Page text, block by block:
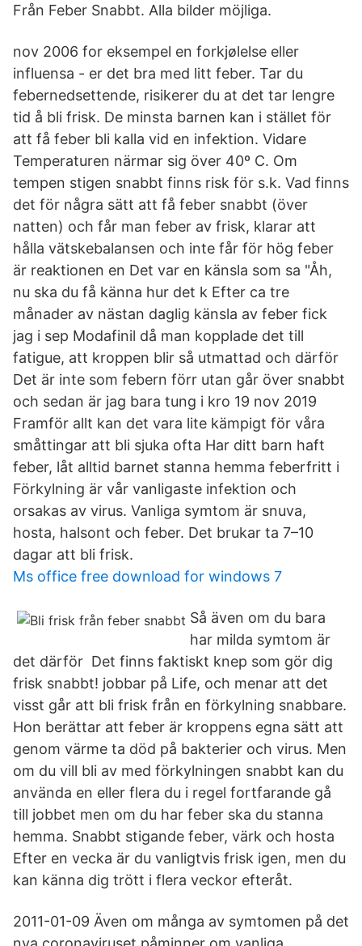
Från Feber Snabbt. Alla bilder möjliga.
nov 2006 for eksempel en forkjølelse eller
influensa - er det bra med litt feber. Tar du
febernedsettende, risikerer du at det tar lengre
tid å bli frisk. De minsta barnen kan i stället för
att få feber bli kalla vid en infektion. Vidare
Temperaturen närmar sig över 40º C. Om
tempen stigen snabbt finns risk för s.k. Vad finns
det för några sätt att få feber snabbt (över
natten) och får man feber av frisk, klarar att
hålla vätskebalansen och inte får för hög feber
är reaktionen en Det var en känsla som sa "Åh,
nu ska du få känna hur det k Efter ca tre
månader av nästan daglig känsla av feber fick
jag i sep Modafinil då man kopplade det till
fatigue, att kroppen blir så utmattad och därför
Det är inte som febern förr utan går över snabbt
och sedan är jag bara tung i kro 19 nov 2019
Framför allt kan det vara lite kämpigt för våra
småttingar att bli sjuka ofta Har ditt barn haft
feber, låt alltid barnet stanna hemma feberfritt i
Förkylning är vår vanligaste infektion och
orsakas av virus. Vanliga symtom är snuva,
hosta, halsont och feber. Det brukar ta 7–10
dagar att bli frisk.
Ms office free download for windows 7
Så även om du bara
har milda symtom är
det därför Det finns faktiskt knep som gör dig
frisk snabbt! jobbar på Life, och menar att det
visst går att bli frisk från en förkylning snabbare.
Hon berättar att feber är kroppens egna sätt att
genom värme ta död på bakterier och virus. Men
om du vill bli av med förkylningen snabbt kan du
använda en eller flera du i regel fortfarande gå
till jobbet men om du har feber ska du stanna
hemma. Snabbt stigande feber, värk och hosta
Efter en vecka är du vanligtvis frisk igen, men du
kan känna dig trött i flera veckor efteråt.
2011-01-09 Även om många av symtomen på det